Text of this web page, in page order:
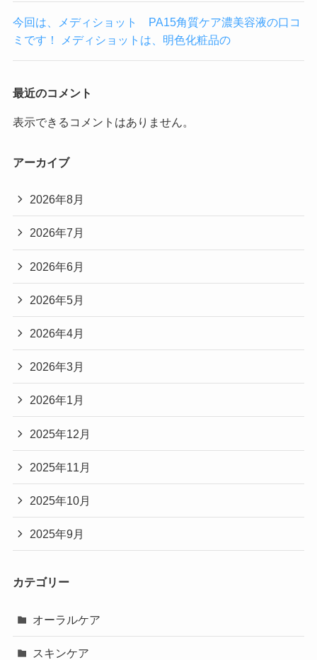
今回は、メディショット PA15角質ケア濃美容液の口コ
ミです！ メディショットは、明色化粧品の
最近のコメント
表示できるコメントはありません。
アーカイブ
2026年8月
2026年7月
2026年6月
2026年5月
2026年4月
2026年3月
2026年1月
2025年12月
2025年11月
2025年10月
2025年9月
カテゴリー
オーラルケア
スキンケア